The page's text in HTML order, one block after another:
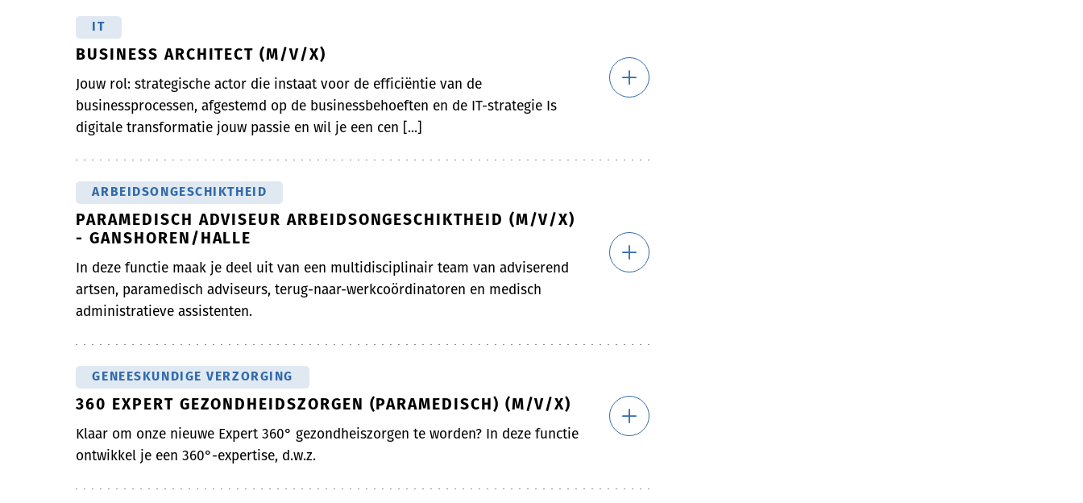
IT
BUSINESS ARCHITECT (M/V/X)
Jouw rol: strategische actor die instaat voor de efficiëntie van de
businessprocessen, afgestemd op de businessbehoeften en de IT-strategie Is
digitale transformatie jouw passie en wil je een cen [...]
ARBEIDSONGESCHIKTHEID
PARAMEDISCH ADVISEUR ARBEIDSONGESCHIKTHEID (M/V/X)
- GANSHOREN/HALLE
In deze functie maak je deel uit van een multidisciplinair team van adviserend
artsen, paramedisch adviseurs, terug-naar-werkcoördinatoren en medisch
administratieve assistenten.
GENEESKUNDIGE VERZORGING
360 EXPERT GEZONDHEIDSZORGEN (PARAMEDISCH) (M/V/X)
Klaar om onze nieuwe Expert 360° gezondheiszorgen te worden? In deze functie
ontwikkel je een 360°-expertise, d.w.z.